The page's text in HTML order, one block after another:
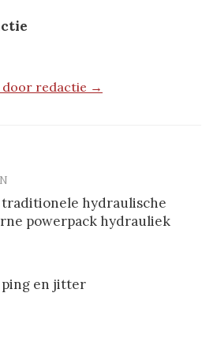
door redactie →
hydraulische
powerpack hydrauliek
en jitter